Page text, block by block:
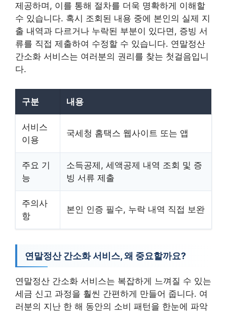
제공하며, 이를 통해 절차를 더욱 명확하게 이해할
수 있습니다. 혹시 조회된 내용 중에 본인의 실제 지
출 내역과 다르거나 누락된 부분이 있다면, 증빙 서
류를 직접 제출하여 수정할 수 있습니다. 연말정산
간소화 서비스는 여러분의 권리를 찾는 첫걸음입니
다.
구분 내용
서비스
이용
국세청 홈택스 웹사이트 또는 앱
주요 기
능
소득공제, 세액공제 내역 조회 및 증
빙 서류 제출
주의사
항
본인 인증 필수, 누락 내역 직접 보완
연말정산 간소화 서비스, 왜 중요할까요?
연말정산 간소화 서비스는 복잡하게 느껴질 수 있는
세금 신고 과정을 훨씬 간편하게 만들어 줍니다. 여
러분의 지난 한 해 동안의 소비 패턴을 한눈에 파악